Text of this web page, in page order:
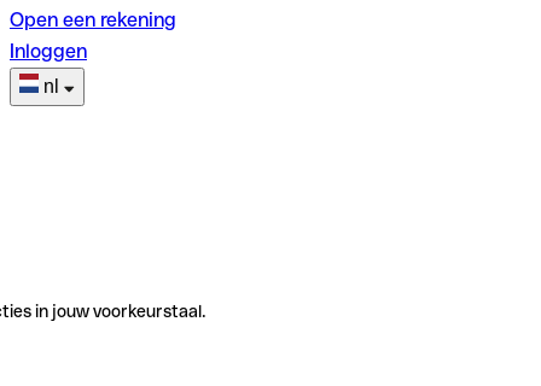
Open een rekening
Inloggen
nl
in jouw voorkeurstaal.